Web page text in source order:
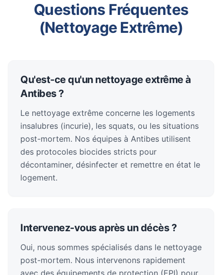
Questions Fréquentes
(Nettoyage Extrême)
Qu'est-ce qu'un nettoyage extrême à
Antibes ?
Le nettoyage extrême concerne les logements
insalubres (incurie), les squats, ou les situations
post-mortem. Nos équipes à Antibes utilisent
des protocoles biocides stricts pour
décontaminer, désinfecter et remettre en état le
logement.
Intervenez-vous après un décès ?
Oui, nous sommes spécialisés dans le nettoyage
post-mortem. Nous intervenons rapidement
avec des équipements de protection (EPI) pour